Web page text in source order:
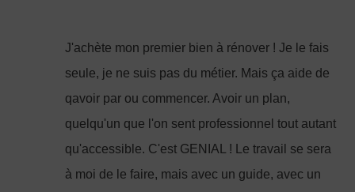
J'achète mon premier bien à rénover ! Je le fais
seule, je ne suis pas du métier. Mais ça aide de
qavoir par ou commencer. Avoir un plan,
quelqu'un que l'on sent professionnel tout autant
qu'accessible. C'est GENIAL ! Le travail se sera
à moi de le faire, mais avec un guide, avec un